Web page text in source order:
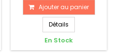
Ajouter au panier
Détails
En Stock